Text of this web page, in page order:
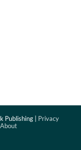
Publishing | Privacy
About